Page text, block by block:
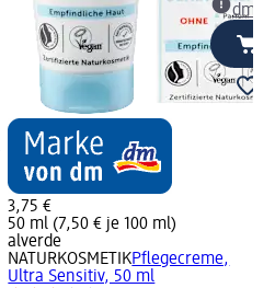
3,75 €
50 ml (7,50 € je 100 ml)
alverde
NATURKOSMETIKPflegecreme,
Ultra Sensitiv, 50 ml
dm